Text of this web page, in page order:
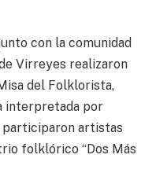
con la comunidad
Virreyes realizaron
del Folklorista,
interpretada por
artistas
folklórico “Dos Más